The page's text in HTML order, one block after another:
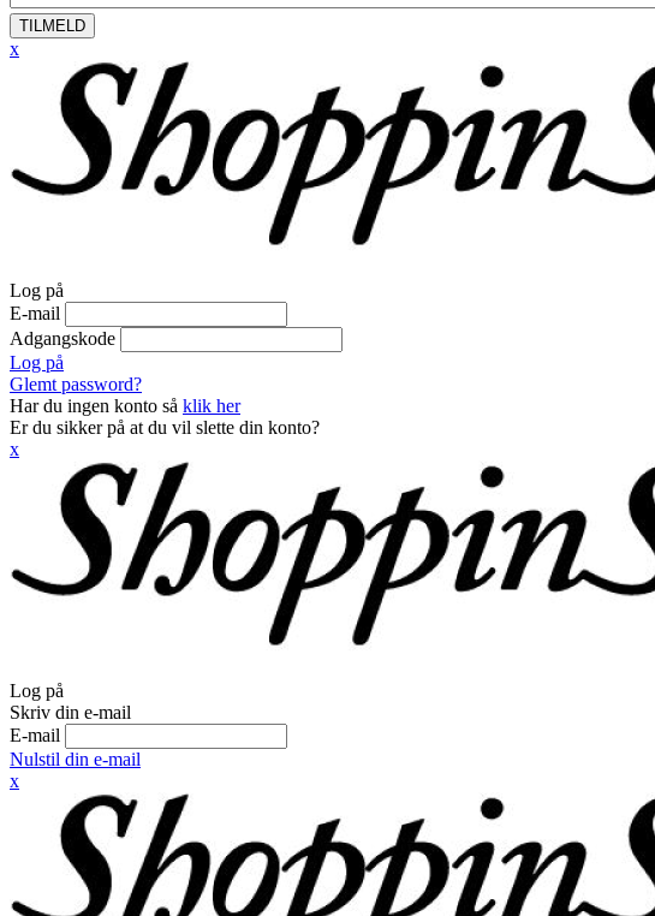
TILMELD
x
Log på
E-mail
Adgangskode
Log på
Glemt password?
Har du ingen konto så klik her
Er du sikker på at du vil slette din konto?
x
Log på
Skriv din e-mail
E-mail
Nulstil din e-mail
x